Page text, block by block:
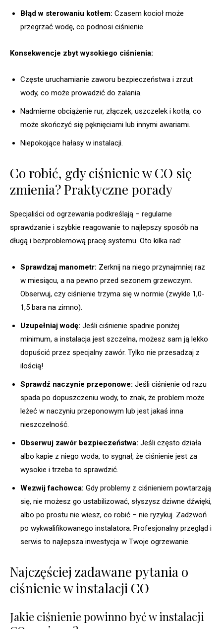
Błąd w sterowaniu kotłem: Czasem kocioł może
przegrzać wodę, co podnosi ciśnienie.
Konsekwencje zbyt wysokiego ciśnienia:
Częste uruchamianie zaworu bezpieczeństwa i zrzut
wody, co może prowadzić do zalania.
Nadmierne obciążenie rur, złączek, uszczelek i kotła, co
może skończyć się pęknięciami lub innymi awariami.
Niepokojące hałasy w instalacji.
Co robić, gdy ciśnienie w CO się
zmienia? Praktyczne porady
Specjaliści od ogrzewania podkreślają – regularne
sprawdzanie i szybkie reagowanie to najlepszy sposób na
długą i bezproblemową pracę systemu. Oto kilka rad:
Sprawdzaj manometr: Zerknij na niego przynajmniej raz
w miesiącu, a na pewno przed sezonem grzewczym.
Obserwuj, czy ciśnienie trzyma się w normie (zwykle 1,0-
1,5 bara na zimno).
Uzupełniaj wodę: Jeśli ciśnienie spadnie poniżej
minimum, a instalacja jest szczelna, możesz sam ją lekko
dopuścić przez specjalny zawór. Tylko nie przesadzaj z
ilością!
Sprawdź naczynie przeponowe: Jeśli ciśnienie od razu
spada po dopuszczeniu wody, to znak, że problem może
leżeć w naczyniu przeponowym lub jest jakaś inna
nieszczelność.
Obserwuj zawór bezpieczeństwa: Jeśli często działa
albo kapie z niego woda, to sygnał, że ciśnienie jest za
wysokie i trzeba to sprawdzić.
Wezwij fachowca: Gdy problemy z ciśnieniem powtarzają
się, nie możesz go ustabilizować, słyszysz dziwne dźwięki,
albo po prostu nie wiesz, co robić – nie ryzykuj. Zadzwoń
po wykwalifikowanego instalatora. Profesjonalny przegląd i
serwis to najlepsza inwestycja w Twoje ogrzewanie.
Najczęściej zadawane pytania o
ciśnienie w instalacji CO
Jakie ciśnienie powinno być w instalacji